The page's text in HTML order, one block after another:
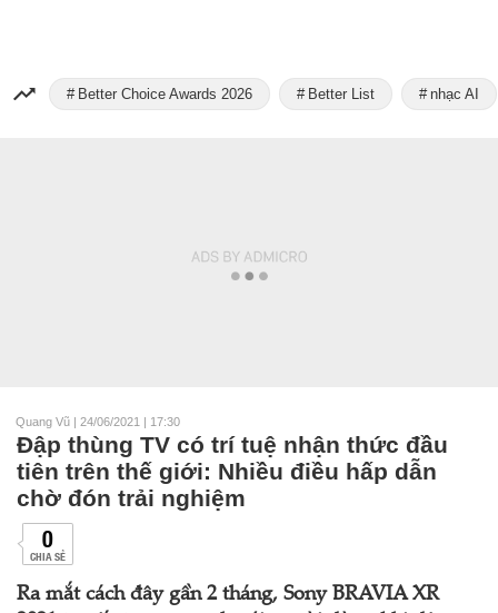
Better Choice Awards 2026 Better List nhạc AI
Quang Vũ | 24/06/2021 | 17:30
Đập thùng TV có trí tuệ nhận thức đầu
tiên trên thế giới: Nhiều điều hấp dẫn
chờ đón trải nghiệm
0
CHIA SẺ
Ra mắt cách đây gần 2 tháng, Sony BRAVIA XR